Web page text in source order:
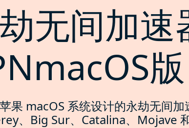
无间加速
版
果 macOS 系统设计的永劫无间加
、Big Sur、Catalina、Mojave